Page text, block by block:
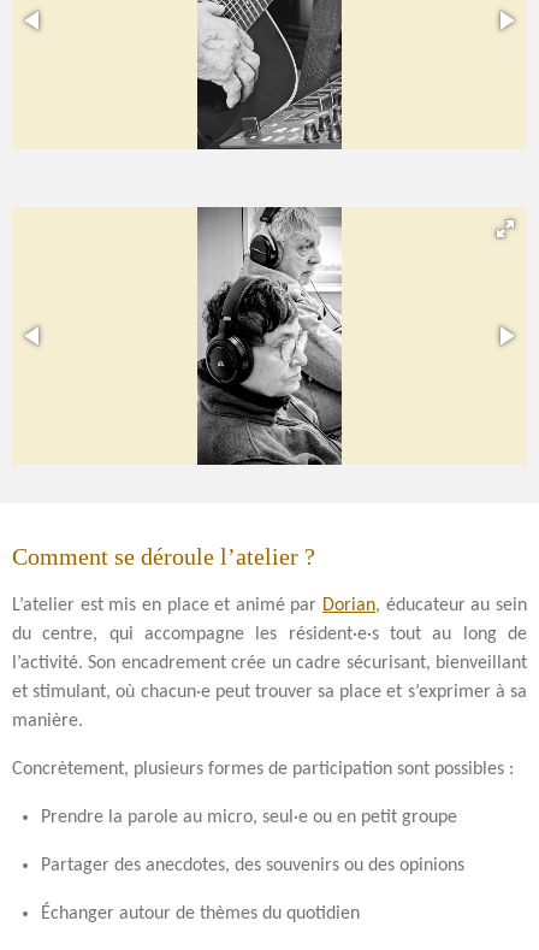
Comment se déroule l’atelier ?
L’atelier est mis en place et animé par Dorian, éducateur au sein
du centre, qui accompagne les résident·e·s tout au long de
l’activité. Son encadrement crée un cadre sécurisant, bienveillant
et stimulant, où chacun·e peut trouver sa place et s’exprimer à sa
manière.
Concrètement, plusieurs formes de participation sont possibles :
Prendre la parole au micro, seul·e ou en petit groupe
Partager des anecdotes, des souvenirs ou des opinions
Échanger autour de thèmes du quotidien